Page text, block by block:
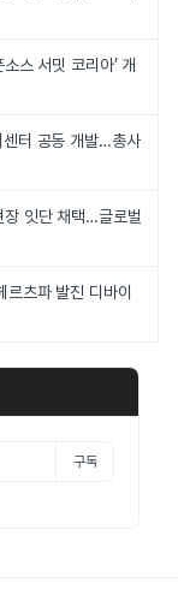
스 서밋 코리아’ 개
터 공동 개발…총사
장 잇단 채택…글로벌
츠파 발진 디바이
구독